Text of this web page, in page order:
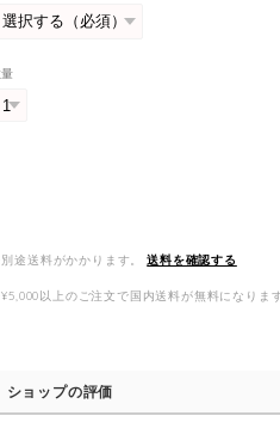
途送料がかかります。 送料を確認する
以上のご注文で国内送料が無料になります
ショップの評価